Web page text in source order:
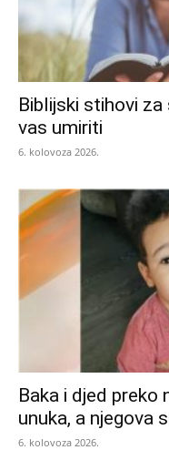
Biblijski stihovi za
vas umiriti
6. kolovoza 2026.
Baka i djed preko
unuka, a njegova
6. kolovoza 2026.